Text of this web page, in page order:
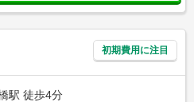
初期費用に注目
駅 徒歩4分